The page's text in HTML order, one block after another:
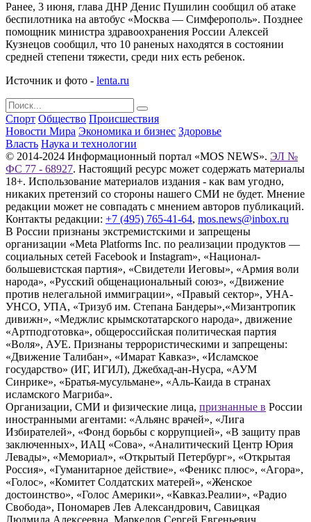
Ранее, 3 июня, глава ДНР Денис Пушилин сообщил об атаке
беспилотника на автобус «Москва — Симферополь». Позднее
помощник министра здравоохранения России Алексей
Кузнецов сообщил, что 10 раненых находятся в состоянии
средней степени тяжести, среди них есть ребенок.
Источник и фото - lenta.ru
Спорт Общество Происшествия
Новости Мира Экономика и бизнес Здоровье
Власть Наука и технологии
© 2014-2024 Информационный портал «MOS NEWS». ЭЛ №
ФС 77 - 68927. Настоящий ресурс может содержать материалы
18+. Использование материалов издания - как вам угодно,
никаких претензий со стороны нашего СМИ не будет. Мнение
редакции может не совпадать с мнением авторов публикаций.
Контакты редакции: +7 (495) 765-41-64, mos.news@inbox.ru
В России признаны экстремистскими и запрещены
организации «Meta Platforms Inc. по реализации продуктов —
социальных сетей Facebook и Instagram», «Национал-
большевистская партия», «Свидетели Иеговы», «Армия воли
народа», «Русский общенациональный союз», «Движение
против нелегальной иммиграции», «Правый сектор», УНА-
УНСО, УПА, «Тризуб им. Степана Бандеры»,«Мизантропик
дивижн», «Меджлис крымскотатарского народа», движение
«Артподготовка», общероссийская политическая партия
«Воля», АУЕ. Признаны террористическими и запрещены:
«Движение Талибан», «Имарат Кавказ», «Исламское
государство» (ИГ, ИГИЛ), Джебхад-ан-Нусра, «АУМ
Синрике», «Братья-мусульмане», «Аль-Каида в странах
исламского Магриба».
Организации, СМИ и физические лица, признанные в России
иностранными агентами: «Альянс врачей», «Лига
Избирателей», «Фонд борьбы с коррупцией», «В защиту прав
заключенных», ИАЦ «Сова», «Аналитический Центр Юрия
Левады», «Мемориал», «Открытый Петербург», «Открытая
Россия», «Гуманитарное действие», «Феникс плюс», «Агора»,
«Голос», «Комитет Солдатских матерей», «Женское
достоинство», «Голос Америки», «Кавказ.Реалии», «Радио
Свобода», Пономарев Лев Александрович, Савицкая